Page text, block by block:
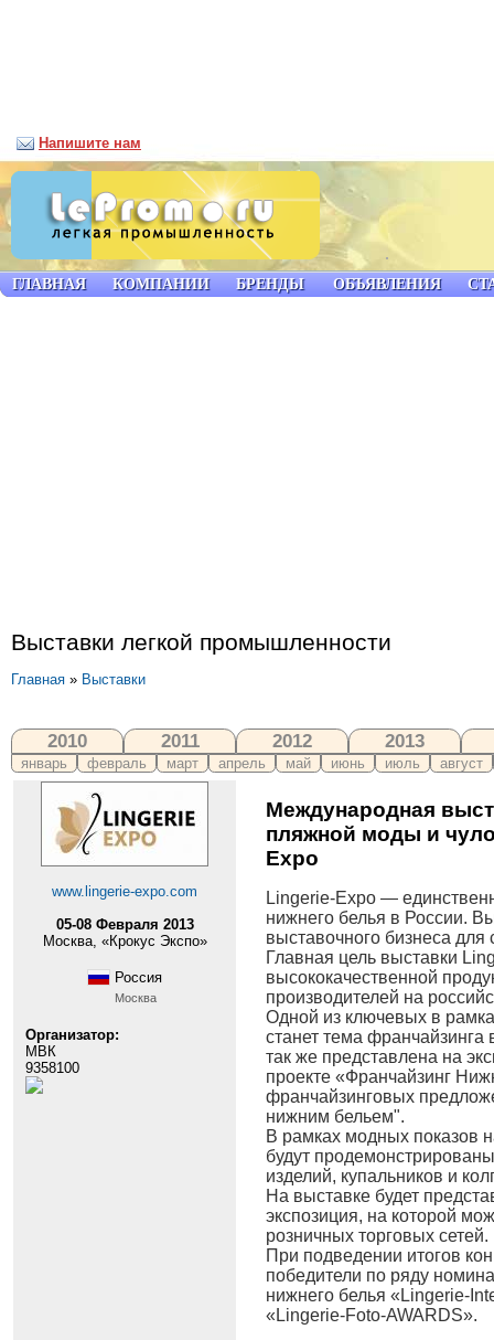
Выставки легкой промышленности
Главная » Выставки
2010 2011 2012 2013
январь февраль март апрель май июнь июль август
www.lingerie-expo.com
05-08 Февраля 2013
Москва, «Крокус Экспо»
Россия
Москва
Организатор:
МВК
9358100
Международная
пляжной моды и
Expo
Lingerie-Expo —
нижнего белья в России.
выставочного бизнеса для
Главная цель выставки
высококачественной
производителей на
Одной из ключевых в
станет тема
так же представлена на
проекте «Франчайзинг
франчайзинговых
нижним бельем".
В рамках модных показов
будут
изделий, купальников и
На выставке будет
экспозиция, на которой
розничных торговых сетей.
При подведении итогов
победители по ряду
нижнего белья «Lingerie-
«Lingerie-Foto-AWARDS».
ГЛАВНАЯ КОМПАНИИ БРЕНДЫ ОБЪЯВЛЕНИЯ
Напишите нам